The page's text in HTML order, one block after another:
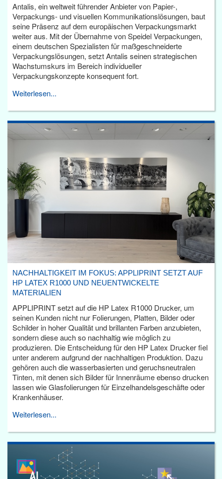
Antalis, ein weltweit führender Anbieter von Papier-,
Verpackungs- und visuellen Kommunikationslösungen, baut
seine Präsenz auf dem europäischen Verpackungsmarkt
weiter aus. Mit der Übernahme von Speidel Verpackungen,
einem deutschen Spezialisten für maßgeschneiderte
Verpackungslösungen, setzt Antalis seinen strategischen
Wachstumskurs im Bereich individueller
Verpackungskonzepte konsequent fort.
Weiterlesen...
NACHHALTIGKEIT IM FOKUS: APPLIPRINT SETZT AUF
HP LATEX R1000 UND NEUENTWICKELTE
MATERIALIEN
APPLIPRINT setzt auf die HP Latex R1000 Drucker, um
seinen Kunden nicht nur Folierungen, Platten, Bilder oder
Schilder in hoher Qualität und brillanten Farben anzubieten,
sondern diese auch so nachhaltig wie möglich zu
produzieren. Die Entscheidung für den HP Latex Drucker fiel
unter anderem aufgrund der nachhaltigen Produktion. Dazu
gehören auch die wasserbasierten und geruchsneutralen
Tinten, mit denen sich Bilder für Innenräume ebenso drucken
lassen wie Glasfolierungen für Einzelhandelsgeschäfte oder
Krankenhäuser.
Weiterlesen...